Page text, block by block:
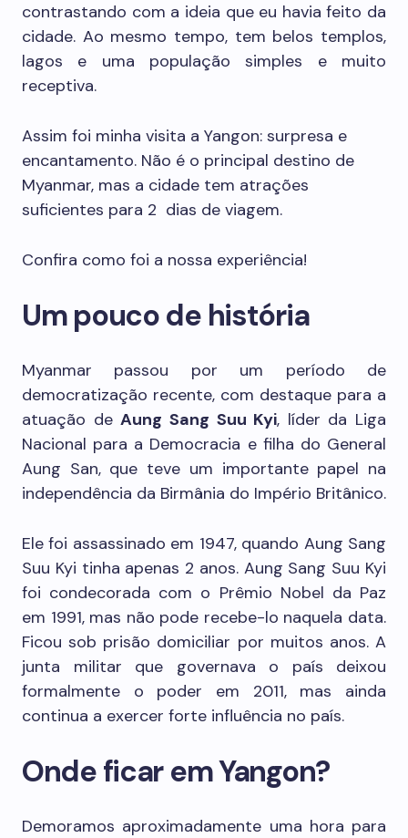
contrastando com a ideia que eu havia feito da
cidade. Ao mesmo tempo, tem belos templos,
lagos e uma população simples e muito
receptiva.
Assim foi minha visita a Yangon: surpresa e
encantamento. Não é o principal destino de
Myanmar, mas a cidade tem atrações
suficientes para 2 dias de viagem.
Confira como foi a nossa experiência!
Um pouco de história
Myanmar passou por um período de
democratização recente, com destaque para a
atuação deAung Sang Suu Kyi, líder da Liga
Nacional para a Democracia e filha do General
Aung San, que teve um importante papel na
independência da Birmânia do Império Britânico.
Ele foi assassinado em 1947, quando Aung Sang
Suu Kyi tinha apenas 2 anos. Aung Sang Suu Kyi
foi condecorada com o Prêmio Nobel da Paz
em 1991, mas não pode recebe-lo naquela data.
Ficou sob prisão domiciliar por muitos anos. A
junta militar que governava o país deixou
formalmente o poder em 2011, mas ainda
continua a exercer forte influência no país.
Onde ficar em Yangon?
Demoramos aproximadamente uma hora para